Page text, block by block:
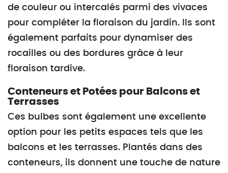
de couleur ou intercalés parmi des vivaces
pour compléter la floraison du jardin. Ils sont
également parfaits pour dynamiser des
rocailles ou des bordures grâce à leur
floraison tardive.
Conteneurs et Potées pour Balcons et
Terrasses
Ces bulbes sont également une excellente
option pour les petits espaces tels que les
balcons et les terrasses. Plantés dans des
conteneurs, ils donnent une touche de nature